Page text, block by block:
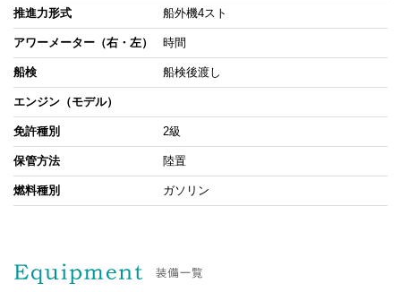
推進力形式 船外機4スト
アワーメーター（右・左） 時間
船検 船検後渡し
エンジン（モデル）
免許種別 2級
保管方法 陸置
燃料種別 ガソリン